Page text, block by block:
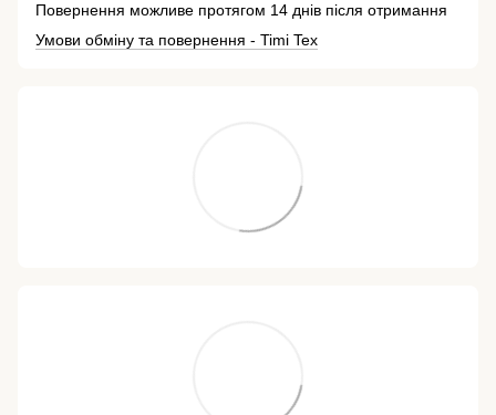
Повернення можливе протягом 14 днів після отримання
Умови обміну та повернення - Timi Tex